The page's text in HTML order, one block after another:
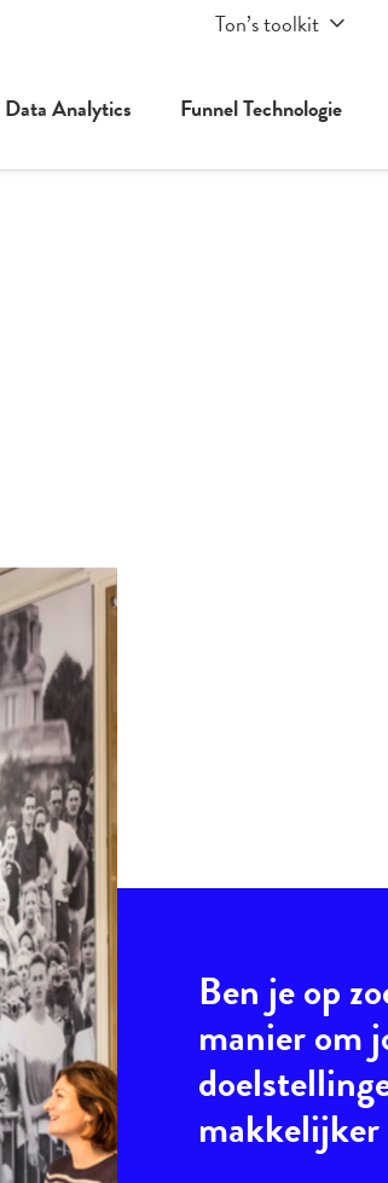
Ton’s toolkit
Data Analytics Funnel Technologie
Ben je op
manier om
makkelijker